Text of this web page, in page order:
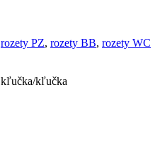
rozety PZ, rozety BB, rozety WC
kľučka/kľučka